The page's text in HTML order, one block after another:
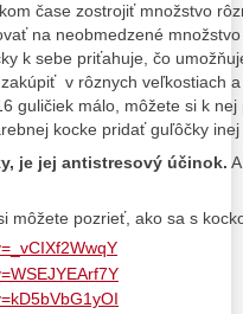
čase zostrojiť množstvo
na neobmedzené
k sebe priťahuje, čo
v rôznych veľkostiach
guličiek málo, môžete si k
kocke pridať guľôčky inej
je jej antistresový účinok.
môžete pozrieť, ako sa s